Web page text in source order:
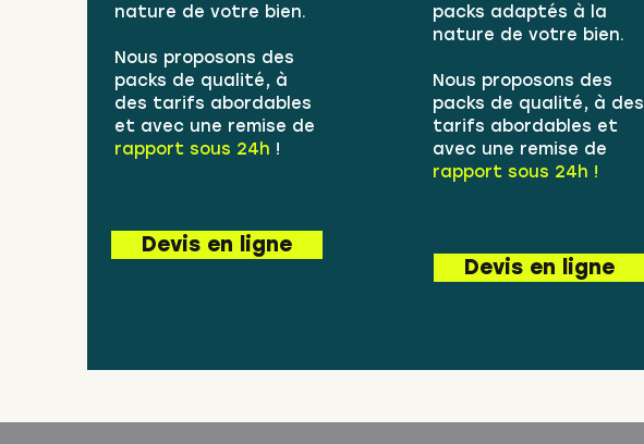
nature de votre bien.
Nous proposons des
packs de qualité, à
des tarifs abordables
et avec une remise de
rapport sous 24h !
Devis en ligne
packs adaptés à la
nature de votre bien.
Nous proposons des
packs de qualité, à des
tarifs abordables et
avec une remise de
rapport sous 24h !
Devis en ligne